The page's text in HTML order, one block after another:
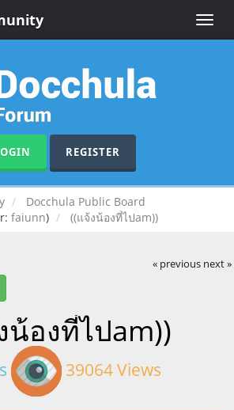
Toggle
REGISTER
Docchula Public Board
faiunn) ((แจ้งน้องที่ไปam))
« previous next »
น้องที่ไปam))
39064 Views